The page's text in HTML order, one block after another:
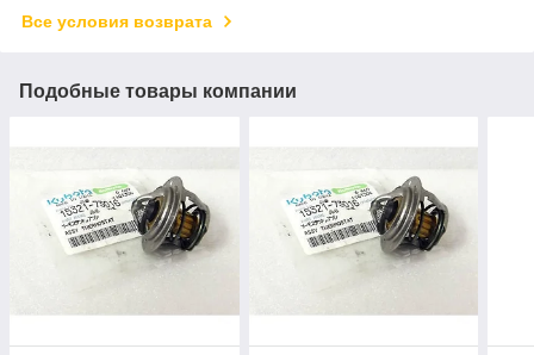
Все условия возврата
Подобные товары компании